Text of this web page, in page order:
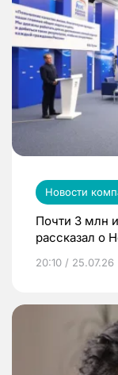
Новости
Почти 3 млн
рассказал о
20:10 / 25.07.26